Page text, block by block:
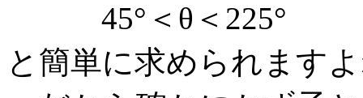
45°＜θ＜225°
と簡単に求められます